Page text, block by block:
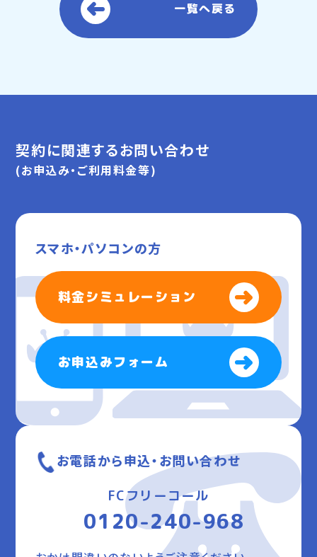
一覧へ戻る
契約に関連するお問い合わせ
(お申込み・ご利用料金等)
スマホ・パソコンの方
料金シミュレーション
お申込みフォーム
お電話から申込・お問い合わせ
FCフリーコール
0120-240-968